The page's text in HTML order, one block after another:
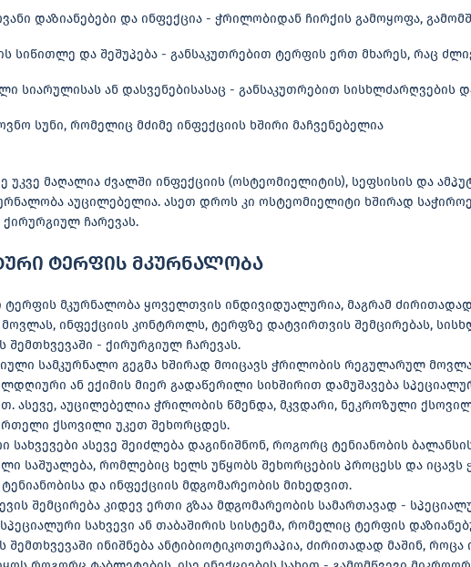
დაზიანებები და ინფექცია - ჭრილობიდან ჩირქის გამოყოფა,
სიწითლე და შეშუპება - განსაკუთრებით ტერფის ერთ მხარეს, რაც
სიარულისას ან დასვენებისასაც - განსაკუთრებით სისხლძარღვების
სუნი, რომელიც მძიმე ინფექციის ხშირი მაჩვენებელია
უკვე მაღალია ძვალში ინფექციის (ოსტეომიელიტის), სეფსისის და
აუცილებელია. ასეთ დროს კი ოსტეომიელიტი ხშირად
ჩარევას.
ტერფის მკურნალობა
ტერფის მკურნალობა ყოველთვის ინდივიდუალურია, მაგრამ
ინფექციის კონტროლს, ტერფზე დატვირთვის შემცირებას,
შემთხვევაში - ქირურგიულ ჩარევას.
სამკურნალო გეგმა ხშირად მოიცავს ჭრილობის რეგულარულ
ან ექიმის მიერ გადაწერილი სიხშირით დამუშავება
ასევე, აუცილებელია ჭრილობის წმენდა, მკვდარი, ნეკროზული
ქსოვილი უკეთ შეხორცდეს.
სახვევები ასევე შეიძლება დაგინიშნონ, როგორც ტენიანობის
საშუალება, რომლებიც ხელს უწყობს შეხორცების პროცესს და იცავს
და ინფექციის მდგომარეობის მიხედვით.
შემცირება კიდევ ერთი გზაა მდგომარეობის სამართავად -
სახვევი ან თაბაშირის სისტემა, რომელიც ტერფის
შემთხვევაში ინიშნება ანტიბიოტიკოთერაპია, ძირითადად მაშინ, როცა